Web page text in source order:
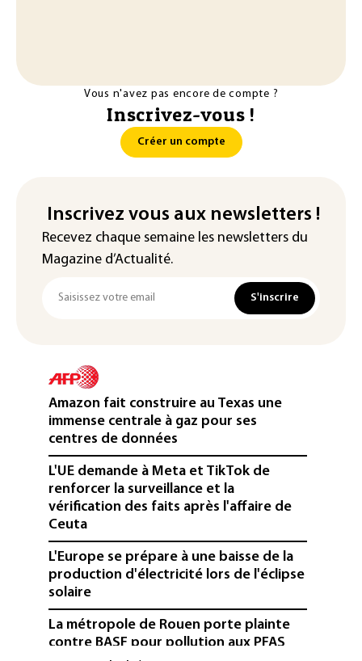
Vous n'avez pas encore de compte ?
Inscrivez-vous !
Créer un compte
Inscrivez vous aux newsletters !
Recevez chaque semaine les newsletters du
Magazine d’Actualité.
S'inscrire
Amazon fait construire au Texas une
immense centrale à gaz pour ses
centres de données
L'UE demande à Meta et TikTok de
renforcer la surveillance et la
vérification des faits après l'affaire de
Ceuta
L'Europe se prépare à une baisse de la
production d'électricité lors de l'éclipse
solaire
La métropole de Rouen porte plainte
contre BASF pour pollution aux PFAS